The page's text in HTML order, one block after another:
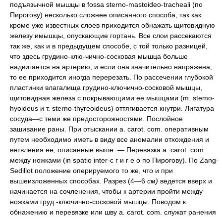
подъязычной мышцы в fossa sterno-mastoideo-tracheali (по
Пирогову) несколько сложнее описанного способа, так как
кроме уже известных слоев приходится обнажать щитовидную
железу имышцы, опускающие гортань. Все слои рассекаются
так же, как и в предыдущем способе, с той только разницей,
что здесь грудино-клю-чично-сосковая мышца больше
надвигается на артерию, и если она значительно напряжена,
то ее приходится иногда перерезать. По рассечении глубокой
пластинки влагалища грудино-ключично-сосковой мышцы,
щитовидная железа с покрывающими ее мышцами (m. stemo-
hyoideus и т. sterno-thyreoideus) оттягивается кнутри. Лигатура
сосуда—с теми же предосторожностями. Послойное
зашивание раны. При отыскании a. carot. com. оперативным
путем необходимо иметь в виду все аномалии отхождения и
ветвления ее, описанные выше. — Перевязка a. carot. com.
между ножками (in spatio inter-с г и г е о по Пирогову). По Zang-
Sedillot положение оперируемого то же, что и при
вышеизложенных способах. Разрез (4—6 см) ведется вверх и
начинается на сочленения, чтобы к артерии пройти между
ножками груд.-ключично-сосковой мышцы. Поводом к
обнажению и перевязке или шву a. carot. com. служат ранения